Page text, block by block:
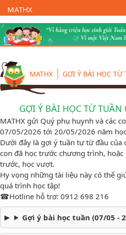
MATHX
Trường Toán Online MATHX
MATHX GỢI Ý BÀI HỌC
GỢI Ý BÀI HỌC TỪ
MATHX gửi Quý phụ huynh và các
07/05/2026 tới 20/05/2026 năm
Dưới đây là gợi ý tuần tự từ đầu của
con đã học trước chương trình,
trước, học vượt.
Hy vọng những tài liệu này có thể
quá trình học tập!
☎️Hotline hỗ trợ: 0912 698 216
Gợi ý bài học tuần (07/05 -